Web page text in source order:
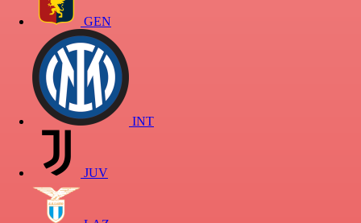
GEN
INT
JUV